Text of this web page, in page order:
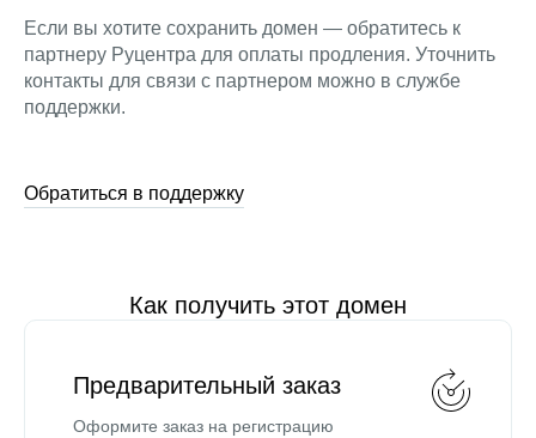
Если вы хотите сохранить домен — обратитесь к
партнеру Руцентра для оплаты продления. Уточнить
контакты для связи с партнером можно в службе
поддержки.
Обратиться в поддержку
Как получить этот домен
Предварительный заказ
Оформите заказ на регистрацию